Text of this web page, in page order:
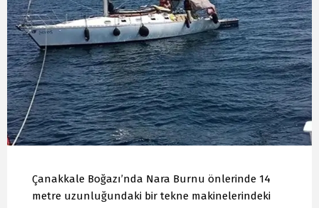
Çanakkale Boğazı’nda Nara Burnu önlerinde 14
metre uzunluğundaki bir tekne makinelerindeki